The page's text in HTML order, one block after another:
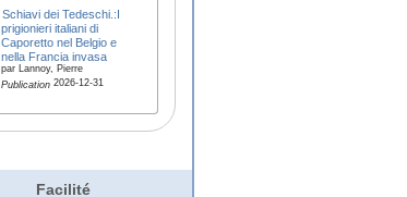
Schiavi dei Tedeschi.:I
prigionieri italiani di
Caporetto nel Belgio e
nella Francia invasa
par Lannoy, Pierre
Publication2026-12-31
Facilité